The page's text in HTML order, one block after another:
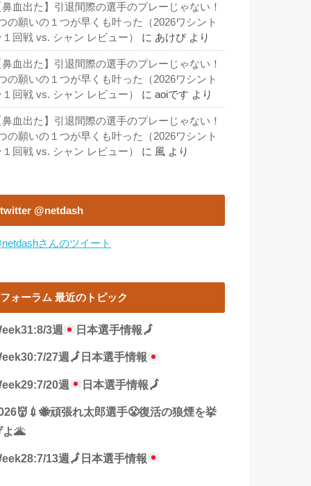
鼻血出た】引退間際の選手のプレーじゃない！
の願いの１つが早くも叶った（2026ワシント
１回戦 vs. シャン レビュー）
に あけび より
鼻血出た】引退間際の選手のプレーじゃない！
の願いの１つが早くも叶った（2026ワシント
１回戦 vs. シャン レビュー）
に aoiです より
鼻血出た】引退間際の選手のプレーじゃない！
の願いの１つが早くも叶った（2026ワシント
１回戦 vs. シャン レビュー）
に 風 より
twitter @netdash
さんのツイート
フォーラム 最近のトピック
3週 日本選手情報🗾
27週🗾 日本選手情報
20週 日本選手情報🗾
頑張れ太郎選手😤復活の狼煙を挙
よ🌋
13週 🗾 日本選手情報